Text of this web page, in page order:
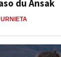
du Ansak
URNIETA